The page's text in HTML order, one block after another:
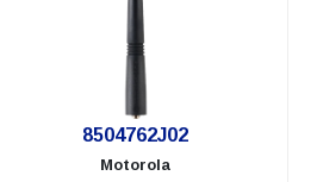
8504762J02
Motorola